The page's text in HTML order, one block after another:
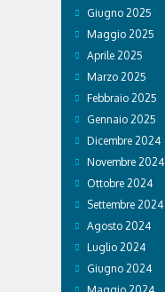
Giugno 2025
Maggio 2025
Aprile 2025
Marzo 2025
Febbraio 2025
Gennaio 2025
Dicembre 2024
Novembre 2024
Ottobre 2024
Settembre 2024
Agosto 2024
Luglio 2024
Giugno 2024